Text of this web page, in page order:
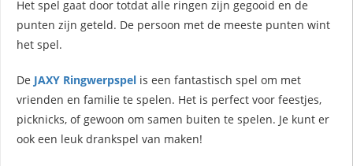
Het spel gaat door totdat alle ringen zijn gegooid en de
punten zijn geteld. De persoon met de meeste punten wint
het spel.
De JAXY Ringwerpspel is een fantastisch spel om met
vrienden en familie te spelen. Het is perfect voor feestjes,
picknicks, of gewoon om samen buiten te spelen. Je kunt er
ook een leuk drankspel van maken!